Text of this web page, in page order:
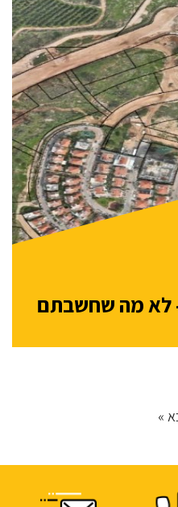
לא מה שחשבתם
»